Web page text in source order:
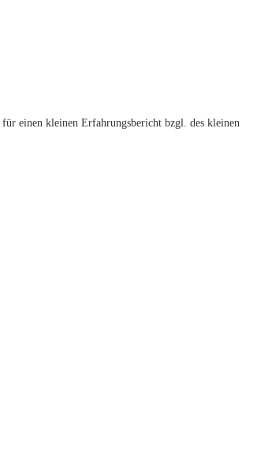
einen kleinen Erfahrungsbericht bzgl. des kleinen